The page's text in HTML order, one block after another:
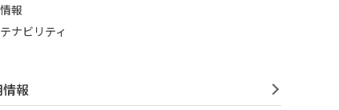
報
ナビリティ
報